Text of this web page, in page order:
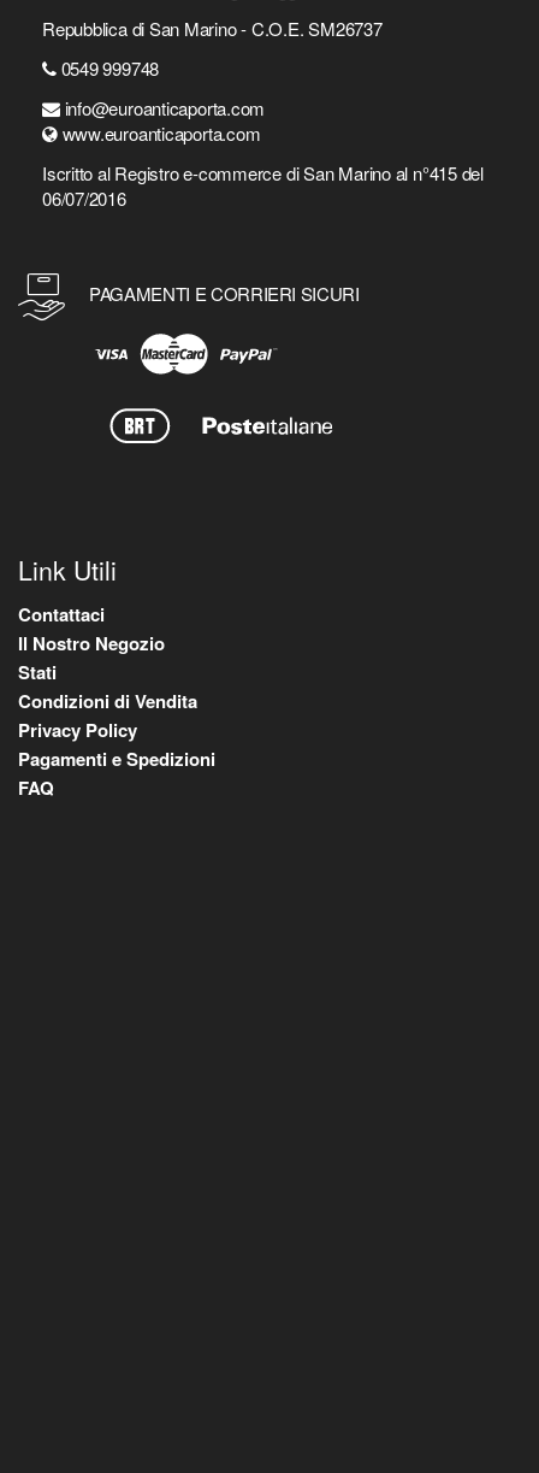
Repubblica di San Marino - C.O.E. SM26737
0549 999748
info@euroanticaporta.com
www.euroanticaporta.com
Iscritto al Registro e-commerce di San Marino al n°415 del
06/07/2016
PAGAMENTI E CORRIERI SICURI
Link Utili
Contattaci
Il Nostro Negozio
Stati
Condizioni di Vendita
Privacy Policy
Pagamenti e Spedizioni
FAQ